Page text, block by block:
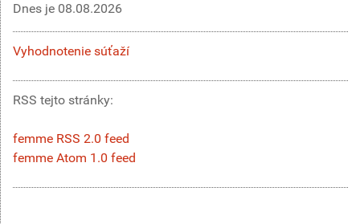
Dnes je 08.08.2026
Vyhodnotenie súťaží
RSS tejto stránky:
femme RSS 2.0 feed
femme Atom 1.0 feed